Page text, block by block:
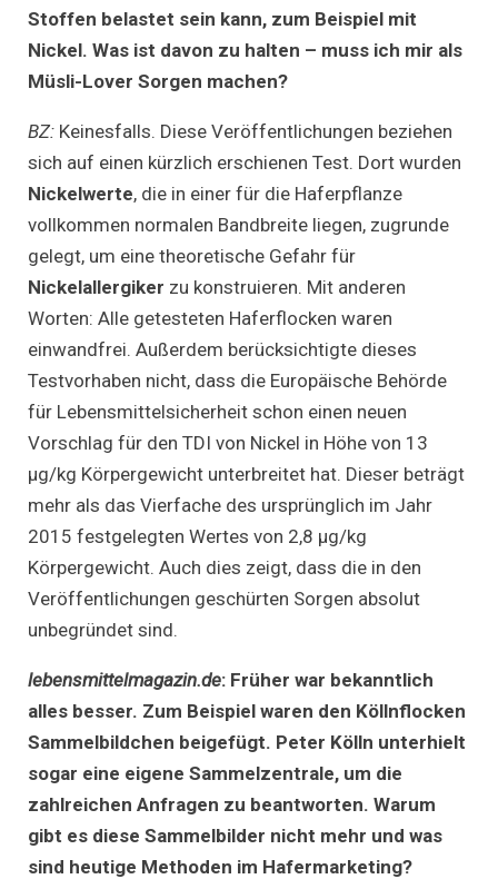
Stoffen belastet sein kann, zum Beispiel mit
Nickel. Was ist davon zu halten – muss ich mir als
Müsli-Lover Sorgen machen?
BZ: Keinesfalls. Diese Veröffentlichungen beziehen
sich auf einen kürzlich erschienen Test. Dort wurden
Nickelwerte, die in einer für die Haferpflanze
vollkommen normalen Bandbreite liegen, zugrunde
gelegt, um eine theoretische Gefahr für
Nickelallergiker zu konstruieren. Mit anderen
Worten: Alle getesteten Haferflocken waren
einwandfrei. Außerdem berücksichtigte dieses
Testvorhaben nicht, dass die Europäische Behörde
für Lebensmittelsicherheit schon einen neuen
Vorschlag für den TDI von Nickel in Höhe von 13
µg/kg Körpergewicht unterbreitet hat. Dieser beträgt
mehr als das Vierfache des ursprünglich im Jahr
2015 festgelegten Wertes von 2,8 µg/kg
Körpergewicht. Auch dies zeigt, dass die in den
Veröffentlichungen geschürten Sorgen absolut
unbegründet sind.
lebensmittelmagazin.de: Früher war bekanntlich
alles besser. Zum Beispiel waren den Köllnflocken
Sammelbildchen beigefügt. Peter Kölln unterhielt
sogar eine eigene Sammelzentrale, um die
zahlreichen Anfragen zu beantworten. Warum
gibt es diese Sammelbilder nicht mehr und was
sind heutige Methoden im Hafermarketing?